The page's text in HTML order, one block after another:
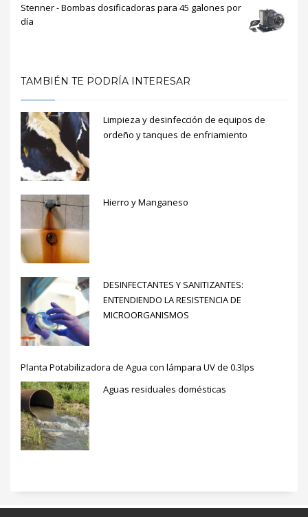
Stenner - Bombas dosificadoras para 45 galones por
día
TAMBIÉN TE PODRÍA INTERESAR
Limpieza y desinfección de equipos de
ordeño y tanques de enfriamiento
Hierro y Manganeso
DESINFECTANTES Y SANITIZANTES:
ENTENDIENDO LA RESISTENCIA DE
MICROORGANISMOS
Planta Potabilizadora de Agua con lámpara UV de 0.3lps
Aguas residuales domésticas